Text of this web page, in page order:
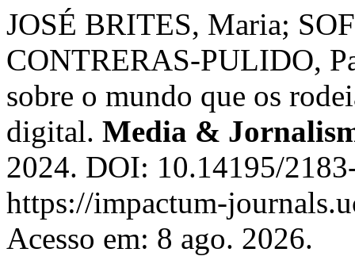
JOSÉ BRITES, Maria;
CONTRERAS-PULIDO,
sobre o mundo que os
digital. Media &
2024. DOI: 10.14195/
https://impactum-
Acesso em: 8 ago. 2026.